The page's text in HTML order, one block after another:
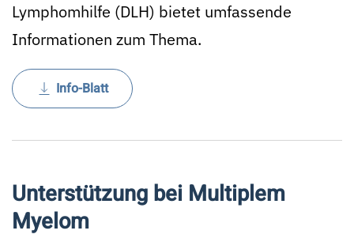
Lymphomhilfe (DLH) bietet umfassende
Informationen zum Thema.
Info-Blatt
Unterstützung bei Multiplem
Myelom